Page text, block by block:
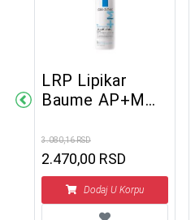
LRP Lipikar
Baume AP+M
3.080,16 RSD
2.470,00 RSD
Dodaj U Korpu